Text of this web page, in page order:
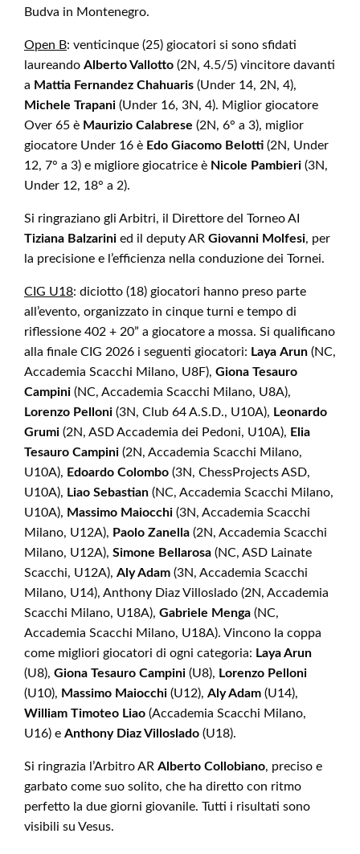
Budva in Montenegro.
Open B: venticinque (25) giocatori si sono sfidati
laureando Alberto Vallotto (2N, 4.5/5) vincitore davanti
a Mattia Fernandez Chahuaris (Under 14, 2N, 4),
Michele Trapani (Under 16, 3N, 4). Miglior giocatore
Over 65 è Maurizio Calabrese (2N, 6° a 3), miglior
giocatore Under 16 è Edo Giacomo Belotti (2N, Under
12, 7° a 3) e migliore giocatrice è Nicole Pambieri (3N,
Under 12, 18° a 2).
Si ringraziano gli Arbitri, il Direttore del Torneo AI
Tiziana Balzarini ed il deputy AR Giovanni Molfesi, per
la precisione e l’efficienza nella conduzione dei Tornei.
CIG U18: diciotto (18) giocatori hanno preso parte
all’evento, organizzato in cinque turni e tempo di
riflessione 402 + 20” a giocatore a mossa. Si qualificano
alla finale CIG 2026 i seguenti giocatori: Laya Arun (NC,
Accademia Scacchi Milano, U8F), Giona Tesauro
Campini (NC, Accademia Scacchi Milano, U8A),
Lorenzo Pelloni (3N, Club 64 A.S.D., U10A), Leonardo
Grumi (2N, ASD Accademia dei Pedoni, U10A), Elia
Tesauro Campini (2N, Accademia Scacchi Milano,
U10A), Edoardo Colombo (3N, ChessProjects ASD,
U10A), Liao Sebastian (NC, Accademia Scacchi Milano,
U10A), Massimo Maiocchi (3N, Accademia Scacchi
Milano, U12A), Paolo Zanella (2N, Accademia Scacchi
Milano, U12A), Simone Bellarosa (NC, ASD Lainate
Scacchi, U12A), Aly Adam (3N, Accademia Scacchi
Milano, U14), Anthony Diaz Villoslado (2N, Accademia
Scacchi Milano, U18A), Gabriele Menga (NC,
Accademia Scacchi Milano, U18A). Vincono la coppa
come migliori giocatori di ogni categoria: Laya Arun
(U8), Giona Tesauro Campini (U8), Lorenzo Pelloni
(U10), Massimo Maiocchi (U12), Aly Adam (U14),
William Timoteo Liao (Accademia Scacchi Milano,
U16) e Anthony Diaz Villoslado (U18).
Si ringrazia l’Arbitro AR Alberto Collobiano, preciso e
garbato come suo solito, che ha diretto con ritmo
perfetto la due giorni giovanile. Tutti i risultati sono
visibili su Vesus.